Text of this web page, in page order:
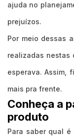
ajuda no
prejuízos.
Por meio dessas
realizadas nestas
esperava. Assim,
mais pra frente.
Conheça a
produto
Para saber qual